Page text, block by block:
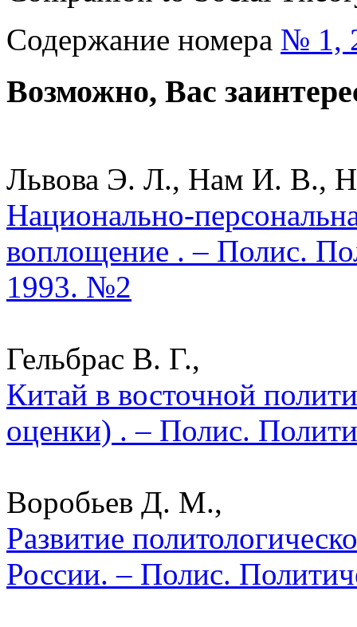
Содержание номера № 1,
Возможно, Вас
Львова Э. Л., Нам И. В.,
Национально-
воплощение . – Полис.
1993. №2
Гельбрас В. Г.,
Китай в восточной
оценки) . – Полис.
Воробьев Д. М.,
Развитие
России. – Полис.